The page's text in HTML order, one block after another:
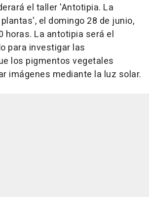
el taller 'Antotipia. La
el domingo 28 de junio,
horas. La antotipia será el
para investigar las
los pigmentos vegetales
imágenes mediante la luz solar.